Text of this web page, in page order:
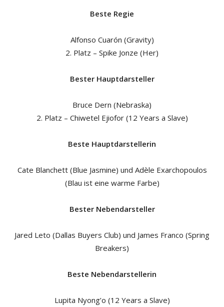
Beste Regie
Alfonso Cuarón (Gravity)
2. Platz – Spike Jonze (Her)
Bester Hauptdarsteller
Bruce Dern (Nebraska)
2. Platz – Chiwetel Ejiofor (12 Years a Slave)
Beste Hauptdarstellerin
Cate Blanchett (Blue Jasmine) und Adèle Exarchopoulos
(Blau ist eine warme Farbe)
Bester Nebendarsteller
Jared Leto (Dallas Buyers Club) und James Franco (Spring
Breakers)
Beste Nebendarstellerin
Lupita Nyong’o (12 Years a Slave)